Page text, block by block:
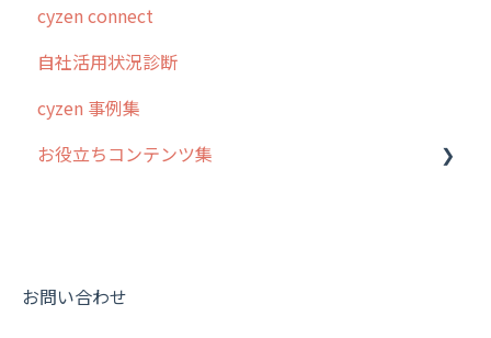
cyzen connect
自社活用状況診断
cyzen 事例集
お役立ちコンテンツ集
動画集：共通
お問い合わせ